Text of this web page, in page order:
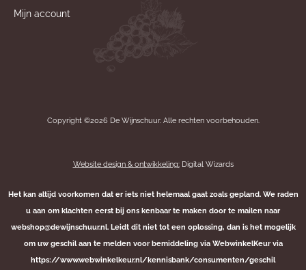
Mijn account
Copyright ©2026 De Wijnschuur. Alle rechten voorbehouden.
Website design & ontwikkeling:Digital Wizards
Het kan altijd voorkomen dat er iets niet helemaal gaat zoals gepland. We raden
u aan om klachten eerst bij ons kenbaar te maken door te mailen naar
webshop@dewijnschuur.nl. Leidt dit niet tot een oplossing, dan is het mogelijk
om uw geschil aan te melden voor bemiddeling via WebwinkelKeur via
https://www.webwinkelkeur.nl/kennisbank/consumenten/geschil